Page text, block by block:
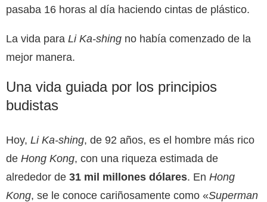
pasaba 16 horas al día haciendo cintas de plástico.
La vida para Li Ka-shing no había comenzado de la
mejor manera.
Una vida guiada por los principios
budistas
Hoy, Li Ka-shing, de 92 años, es el hombre más rico
de Hong Kong, con una riqueza estimada de
alrededor de 31 mil millones dólares. En Hong
Kong, se le conoce cariñosamente como «Superman